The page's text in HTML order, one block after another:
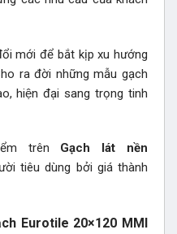
mới để bắt kịp xu hướng
ra đời những mẫu gạch
hiện đại sang trọng tinh
trên Gạch lát nền
tiêu dùng bởi giá thành
Eurotile 20×120 MMI